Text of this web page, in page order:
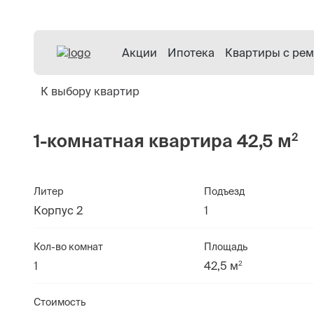
Акции Ипотека Квартиры с
К выбору квартир
1-комнатная квартира 42,5 м2
Литер
Корпус 2
Подъезд
1
Кол-во комнат
1
Площадь
42,5 м2
Стоимость